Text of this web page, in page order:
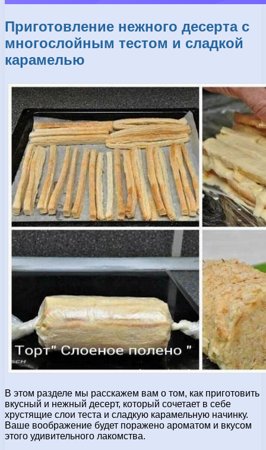
Приготовление нежного десерта с
многослойным тестом и сладкой
карамелью
В этом разделе мы расскажем вам о том, как приготовить
вкусный и нежный десерт, который сочетает в себе
хрустящие слои теста и сладкую карамельную начинку.
Ваше воображение будет поражено ароматом и вкусом
этого удивительного лакомства.